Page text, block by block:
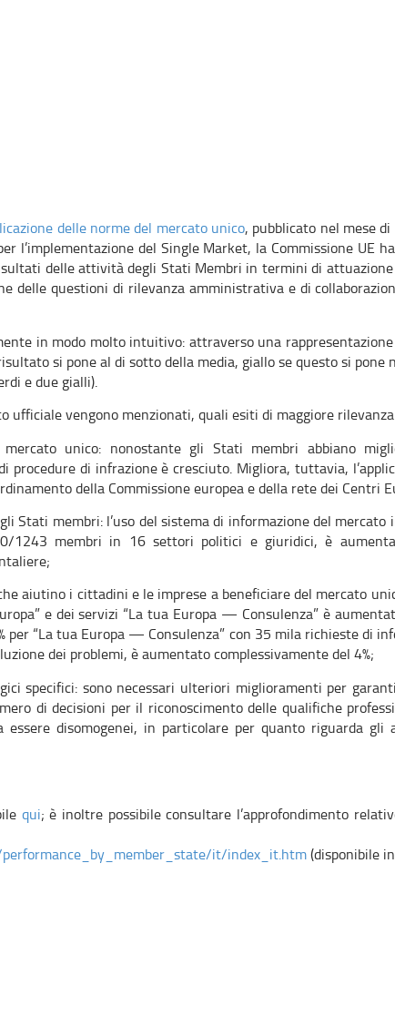
delle norme del mercato unico, pubblicato nel mese
l’implementazione del Single Market, la Commissione UE
delle attività degli Stati Membri in termini di attuazione
delle questioni di rilevanza amministrativa e di
in modo molto intuitivo: attraverso una
si pone al di sotto della media, giallo se questo si pone
e due gialli).
ufficiale vengono menzionati, quali esiti di maggiore
mercato unico: nonostante gli Stati membri abbiano
procedure di infrazione è cresciuto. Migliora, tuttavia,
della Commissione europea e della rete dei Centri
Stati membri: l’uso del sistema di informazione del mercato
1243 membri in 16 settori politici e giuridici, è
aiutino i cittadini e le imprese a beneficiare del mercato
e dei servizi “La tua Europa — Consulenza” è
per “La tua Europa — Consulenza” con 35 mila richieste di
dei problemi, è aumentato complessivamente del 4%;
specifici: sono necessari ulteriori miglioramenti per
di decisioni per il riconoscimento delle qualifiche
disomogenei, in particolare per quanto riguarda gli
qui; è inoltre possibile consultare l’approfondimento
it/index_it.htm(disponibile